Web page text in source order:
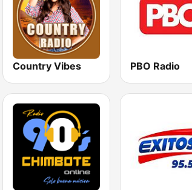
Country Vibes PBO Radio